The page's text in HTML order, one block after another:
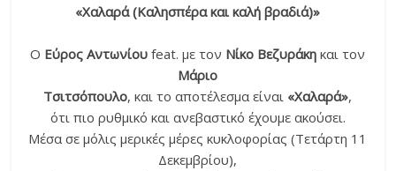
«Χαλαρά (Καλησπέρα και καλή βραδιά)»
Ο Εύρος Αντωνίου feat. με τον Νίκο Βεζυράκη και τον
Μάριο
Τσιτσόπουλο, και το αποτέλεσμα είναι «Χαλαρά»,
ότι πιο ρυθμικό και ανεβαστικό έχουμε ακούσει.
Μέσα σε μόλις μερικές μέρες κυκλοφορίας (Τετάρτη 11
Δεκεμβρίου),